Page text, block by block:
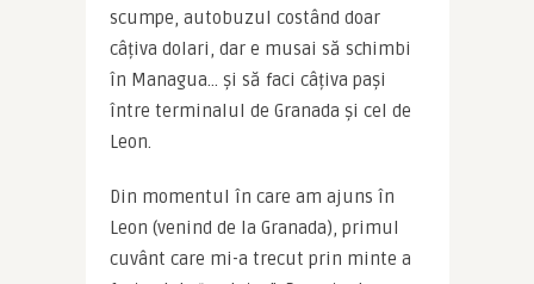
scumpe, autobuzul costând doar
câțiva dolari, dar e musai să schimbi
în Managua… și să faci câțiva pași
între terminalul de Granada și cel de
Leon.
Din momentul în care am ajuns în
Leon (venind de la Granada), primul
cuvânt care mi-a trecut prin minte a